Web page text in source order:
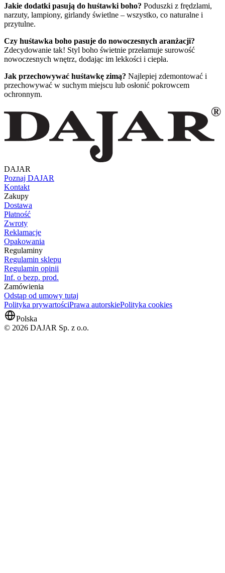
Jakie dodatki pasują do huśtawki boho? Poduszki z frędzlami,
narzuty, lampiony, girlandy świetlne – wszystko, co naturalne i
przytulne.
Czy huśtawka boho pasuje do nowoczesnych aranżacji?
Zdecydowanie tak! Styl boho świetnie przełamuje surowość
nowoczesnych wnętrz, dodając im lekkości i ciepła.
Jak przechowywać huśtawkę zimą? Najlepiej zdemontować i
przechowywać w suchym miejscu lub osłonić pokrowcem
ochronnym.
DAJAR
Poznaj DAJAR
Kontakt
Zakupy
Dostawa
Płatność
Zwroty
Reklamacje
Opakowania
Regulaminy
Regulamin sklepu
Regulamin opinii
Inf. o bezp. prod.
Zamówienia
Odstąp od umowy tutaj
Polityka prywartościPrawa autorskiePolityka cookies
Polska
© 2026 DAJAR Sp. z o.o.